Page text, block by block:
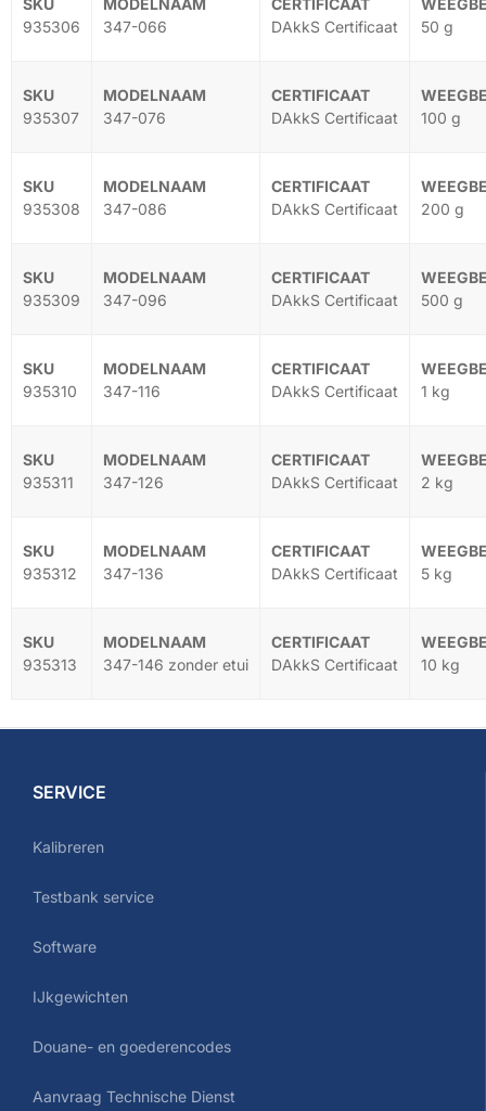
935306 347-066 DAkkS Certificaat 50 g
935307 347-076 DAkkS Certificaat 100 g
935308 347-086 DAkkS Certificaat 200 g
935309 347-096 DAkkS Certificaat 500 g
935310 347-116 DAkkS Certificaat 1 kg
935311 347-126 DAkkS Certificaat 2 kg
935312 347-136 DAkkS Certificaat 5 kg
935313 347-146 zonder etui DAkkS Certificaat 10 kg
SERVICE
Kalibreren
Testbank service
Software
IJkgewichten
Douane- en goederencodes
Aanvraag Technische Dienst